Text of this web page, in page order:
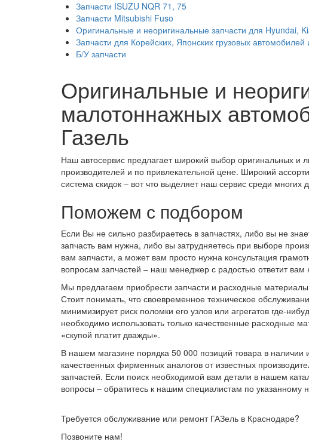
Запчасти ISUZU NQR 71, 75
Запчасти Mitsubishi Fuso
Оригинальные и неоригинальные запчасти для Hyundai,
Запчасти для Корейских, Японских грузовых автомобилей
Б/У запчасти
Оригинальные и
малотоннажных
Газель
Наш автосервис предлагает широкий выбор оригинальных и
производителей и по привлекательной цене. Широкий
система скидок – вот что выделяет наш сервис среди многих
Поможем с подбором
Если Вы не сильно разбираетесь в запчастях, либо вы не
запчасть вам нужна, либо вы затрудняетесь при выборе
вам запчасти, а может вам просто нужна консультация
вопросам запчастей – наш менеджер с радостью ответит
Мы предлагаем приобрести запчасти и расходные
Стоит понимать, что своевременное техническое
минимизирует риск поломки его узлов или агрегатов где-
необходимо использовать только качественные расходные
«скупой платит дважды».
В нашем магазине порядка 50 000 позиций товара в наличии
качественных фирменных аналогов от известных
запчастей. Если поиск необходимой вам детали в нашем
вопросы – обратитесь к нашим специалистам по указанному
Требуется обслуживание или ремонт ГАЗель в Краснодаре?
Позвоните нам!